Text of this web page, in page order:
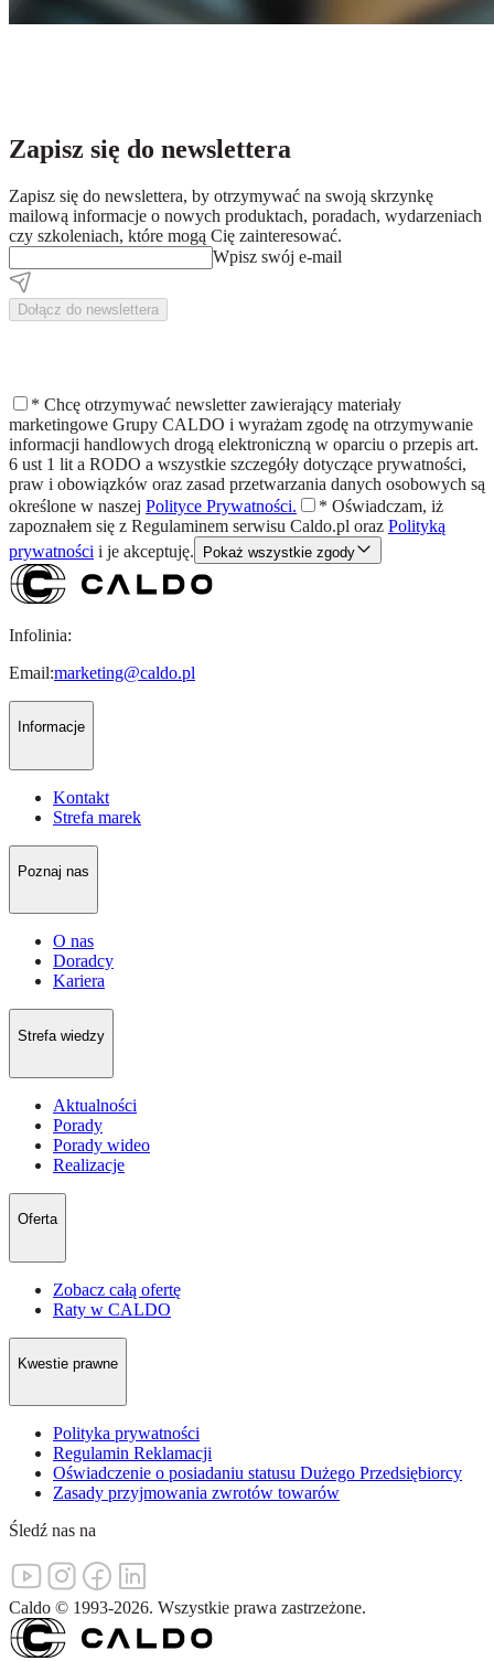
Zapisz się do newslettera
Zapisz się do newslettera, by otrzymywać na swoją skrzynkę
mailową informacje o nowych produktach, poradach, wydarzeniach
czy szkoleniach, które mogą Cię zainteresować.
Wpisz swój e-mail
Dołącz do newslettera
* Chcę otrzymywać newsletter zawierający materiały
marketingowe Grupy CALDO i wyrażam zgodę na otrzymywanie
informacji handlowych drogą elektroniczną w oparciu o przepis art.
6 ust 1 lit a RODO a wszystkie szczegóły dotyczące prywatności,
praw i obowiązków oraz zasad przetwarzania danych osobowych są
określone w naszej Polityce Prywatności. * Oświadczam, iż
zapoznałem się z Regulaminem serwisu Caldo.pl oraz Polityką
prywatności i je akceptuję. Pokaż wszystkie zgody
Infolinia:
Email:marketing@caldo.pl
Informacje
Kontakt
Strefa marek
Poznaj nas
O nas
Doradcy
Kariera
Strefa wiedzy
Aktualności
Porady
Porady wideo
Realizacje
Oferta
Zobacz całą ofertę
Raty w CALDO
Kwestie prawne
Polityka prywatności
Regulamin Reklamacji
Oświadczenie o posiadaniu statusu Dużego Przedsiębiorcy
Zasady przyjmowania zwrotów towarów
Śledź nas na
Caldo © 1993-2026. Wszystkie prawa zastrzeżone.